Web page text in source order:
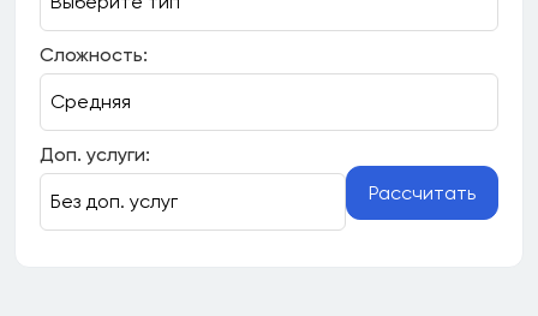
Сложность:
Доп. услуги:
Рассчитать